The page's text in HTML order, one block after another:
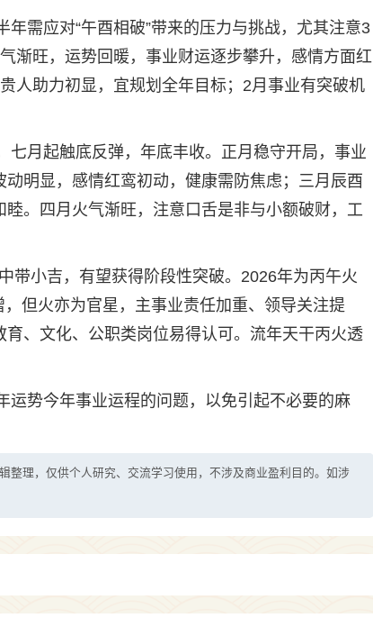
需应对“午酉相破”带来的压力与挑战，尤其注意3
渐旺，运势回暖，事业财运逐步攀升，感情方面红
人助力初显，宜规划全年目标；2月事业有突破机
月起触底反弹，年底丰收。正月稳守开局，事业
明显，感情红鸾初动，健康需防焦虑；三月辰酉
。四月火气渐旺，注意口舌是非与小额破财，工
带小吉，有望获得阶段性突破。2026年为丙午火
但火亦为官星，主事业责任加重、领导关注提
、文化、公职类岗位易得认可。流年天干丙火透
势今年事业运程的问题，以免引起不必要的麻
整理，仅供个人研究、交流学习使用，不涉及商业盈利目的。如涉